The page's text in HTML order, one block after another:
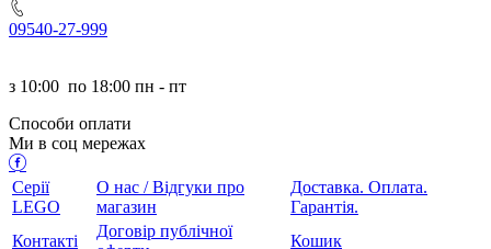
09540-27-999
з 10:00 по 18:00 пн - пт
Способи оплати
Ми в соц мережах
Серії
LEGO
О нас / Відгуки про
магазин
Доставка. Оплата.
Гарантія.
Контакті
Договір публічної
Кошик